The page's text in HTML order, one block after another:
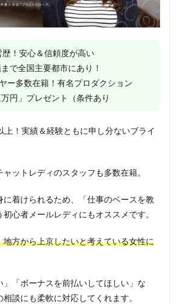
歴！安心＆信頼度が高い
で全国主要都市にあり！
ー多数在籍！有名プロダクション
円」プレゼント（条件あり
上！実績＆経験ともに申し分ないブライ
ットレディのスタッフも多数在籍。
に着けられるため、「仕事のベースを教
心者メールレディにもオススメです。
地方から上京したいと考えている女性に
」「ボーナスを前払いしてほしい」な
談にも柔軟に対応してくれます。